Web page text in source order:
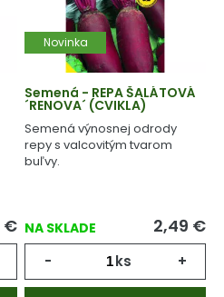
€
Novinka
Semená - REPA ŠALÁTOVÁ
´RENOVA´ (CVIKLA)
Semená výnosnej odrody
repy s valcovitým tvarom
buľvy.
NA SKLADE 2,49 €
- ks +